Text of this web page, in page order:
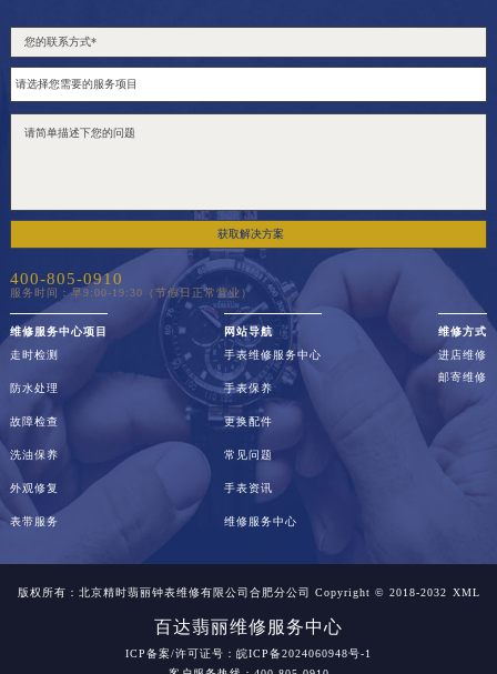
获取解决方案
400-805-0910
服务时间：早9:00-19:30（节假日正常营业）
维修服务中心项目
走时检测
防水处理
故障检查
洗油保养
外观修复
表带服务
网站导航
手表维修服务中心
手表保养
更换配件
常见问题
手表资讯
维修服务中心
维修方式
进店维修
邮寄维修
版权所有：北京精时翡丽钟表维修有限公司合肥分公司 Copyright © 2018-2032 XML
百达翡丽维修服务中心
ICP备案/许可证号：皖ICP备2024060948号-1